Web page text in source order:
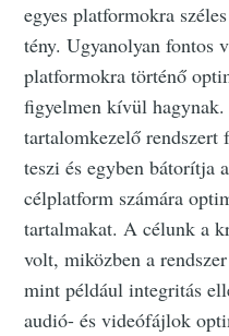
egyes platformokra
tény. Ugyanolyan fontos
platformokra történő
figyelmen kívül
tartalomkezelő rendszert
teszi és egyben bátorítja
célplatform számára
tartalmakat. A célunk a
volt, miközben a
mint például integritás
audió- és videófájlok